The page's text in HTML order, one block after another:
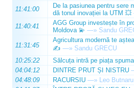
11:41:00
De la pasiunea pentru sere
dă tonul inovației la UTM 💥
11:40:41
AGG Group investește în
Moldova 💫 —» Sandu
11:31:45
Agricultura modernă te
✍️ —» Sandu GRECU
10:25:22
Sălcuța intră pe piața
04:04:12
DINTRE PRUT ȘI NISTRU
04:48:09
RACURSIU —» Leo Butnaru